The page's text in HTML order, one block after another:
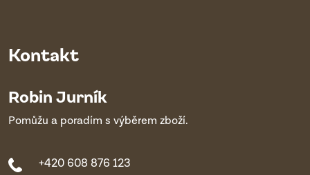
Kontakt
Robin Jurník
Pomůžu a poradím s výběrem zboží.
+420 608 876 123